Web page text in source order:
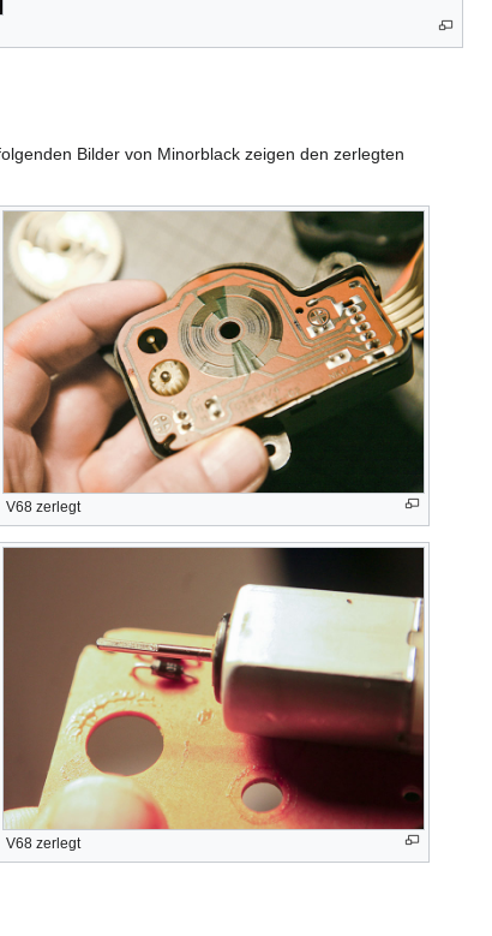
Bilder von Minorblack zeigen den zerlegten
V68 zerlegt
V68 zerlegt